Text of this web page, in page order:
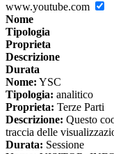
www.youtube.com
Nome
Tipologia
Proprieta
Descrizione
Durata
Nome: YSC
Tipologia: analitico
Proprieta: Terze Parti
Descrizione: Questo
traccia delle
Durata: Sessione